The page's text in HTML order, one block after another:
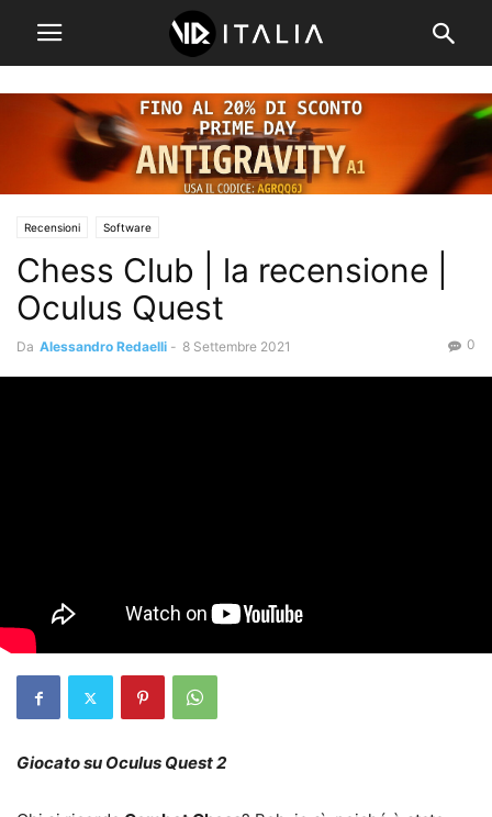
Recensioni Software
Chess Club | la recensione |
Oculus Quest
Da Alessandro Redaelli - 8 Settembre 2021 0
Giocato su Oculus Quest 2